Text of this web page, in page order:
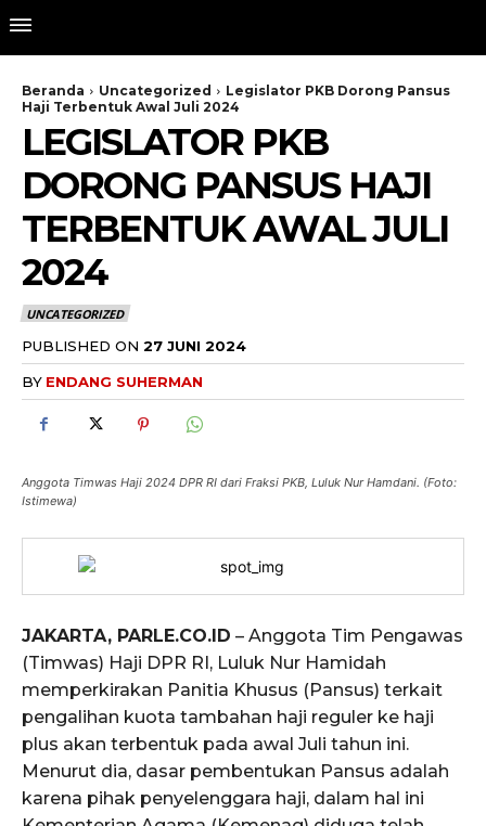
Beranda Uncategorized
Legislator PKB Dorong Pansus
Haji Terbentuk Awal Juli 2024
LEGISLATOR PKB
DORONG PANSUS HAJI
TERBENTUK AWAL JULI
2024
UNCATEGORIZED
PUBLISHED ON 27 JUNI 2024
BY ENDANG SUHERMAN
Anggota Timwas Haji 2024 DPR RI dari Fraksi PKB, Luluk Nur Hamdani. (Foto:
Istimewa)
JAKARTA, PARLE.CO.ID – Anggota Tim Pengawas
(Timwas) Haji DPR RI, Luluk Nur Hamidah
memperkirakan Panitia Khusus (Pansus) terkait
pengalihan kuota tambahan haji reguler ke haji
plus akan terbentuk pada awal Juli tahun ini.
Menurut dia, dasar pembentukan Pansus adalah
karena pihak penyelenggara haji, dalam hal ini